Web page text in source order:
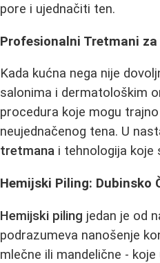
pore i ujednačiti ten.
Profesionalni Tretmani
Kada kućna nega nije
salonima i dermatološkim
procedura koje mogu
neujednačenog tena. U
tretmana i tehnologija koje
Hemijski Piling: Dubinsko
Hemijski piling jedan je od
podrazumeva nanošenje
mlečne ili mandelične -